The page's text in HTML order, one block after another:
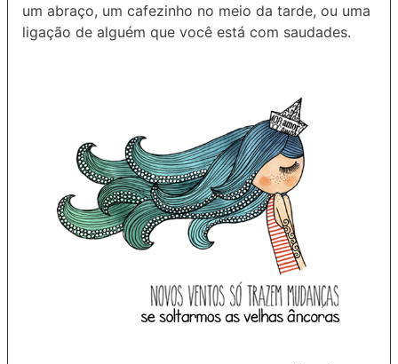
um abraço, um cafezinho no meio da tarde, ou uma
ligação de alguém que você está com saudades.